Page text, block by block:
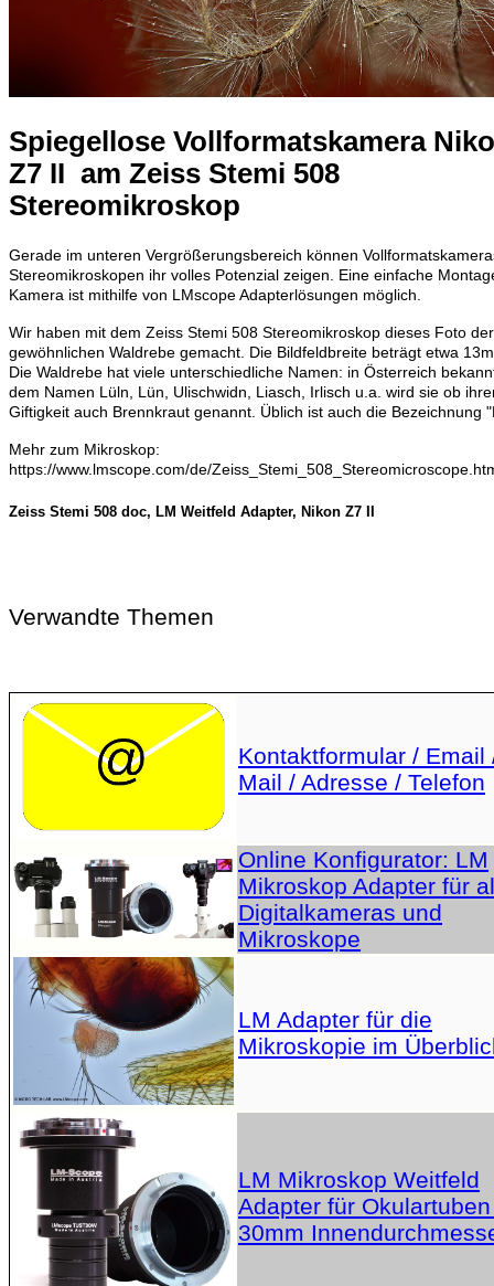
Spiegellose Vollformatskamera
Z7 II am Zeiss Stemi 508
Stereomikroskop
Gerade im unteren Vergrößerungsbereich können
Stereomikroskopen ihr volles Potenzial zeigen. Eine einfache
Kamera ist mithilfe von LMscope Adapterlösungen möglich.
Wir haben mit dem Zeiss Stemi 508 Stereomikroskop dieses Foto der
gewöhnlichen Waldrebe gemacht. Die Bildfeldbreite beträgt etwa
Die Waldrebe hat viele unterschiedliche Namen: in Österreich
dem Namen Lüln, Lün, Ulischwidn, Liasch, Irlisch u.a. wird sie ob
Giftigkeit auch Brennkraut genannt. Üblich ist auch die Bezeichnung
Mehr zum Mikroskop:
https://www.lmscope.com/de/
Zeiss Stemi 508 doc, LM Weitfeld Adapter, Nikon Z7 II
Verwandte Themen
Kontaktformular / Email
Mail / Adresse / Telefon
Online Konfigurator: LM
Mikroskop Adapter für
Digitalkameras und
Mikroskope
LM Adapter für die
Mikroskopie im
LM Mikroskop Weitfeld
Adapter für
30mm